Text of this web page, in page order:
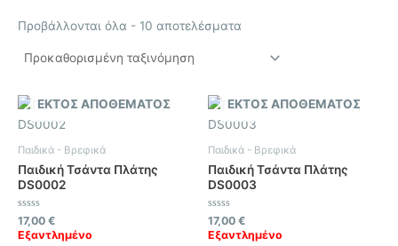
Προβάλλονται όλα - 10 αποτελέσματα
ΕΚΤΌΣ ΑΠΟΘΈΜΑΤΟΣ
Παιδικά - Βρεφικά
Παιδική Τσάντα Πλάτης
DS0002
Βαθμολογήθηκε
με
0
17,00 €
Εξαντλημένο
ΕΚΤΌΣ ΑΠΟΘΈΜΑΤΟΣ
Παιδικά - Βρεφικά
Παιδική Τσάντα Πλάτης
DS0003
Βαθμολογήθηκε
με
0
17,00 €
Εξαντλημένο